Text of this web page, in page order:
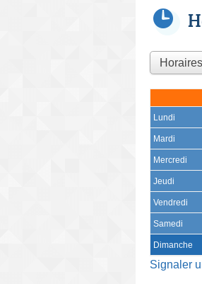
Lundi
Mardi
Mercredi
Jeudi
Vendredi
Samedi
Dimanche
Signaler